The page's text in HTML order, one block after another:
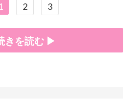
2 3
きを読む ▶